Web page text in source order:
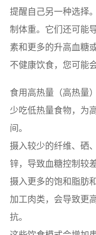
提醒自己另一种选择
制体重。它们还可能
素和更多的升高血糖
不健康饮食，您可能会
食用高热量（高热量
少吃低热量食物，为
间。
摄入较少的纤维、硒
锌，导致血糖控制较差
摄入更多的饱和脂肪
加工肉类，会导致更
抗。